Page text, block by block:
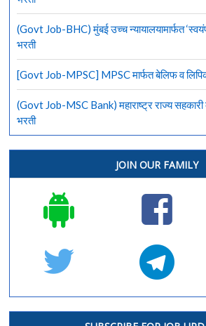
(Govt Job-BHC) मुंबई उच्च न्यायालयामार्फत
भरती
[Govt Job-MPSC] MPSC मार्फत बेलिफ व लिपिक
(Govt Job-MSC Bank) महाराष्ट्र राज्य
भरती
JOIN OUR FAMILY